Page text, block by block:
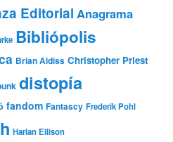
Editorial Anagrama
Bibliópolis
Brian Aldiss Christopher Priest
distopía
fandom Fantascy Frederik Pohl
Harlan Ellison